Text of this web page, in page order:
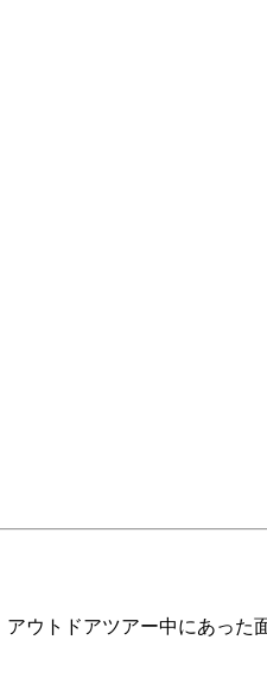
ウトドアツアー中にあった